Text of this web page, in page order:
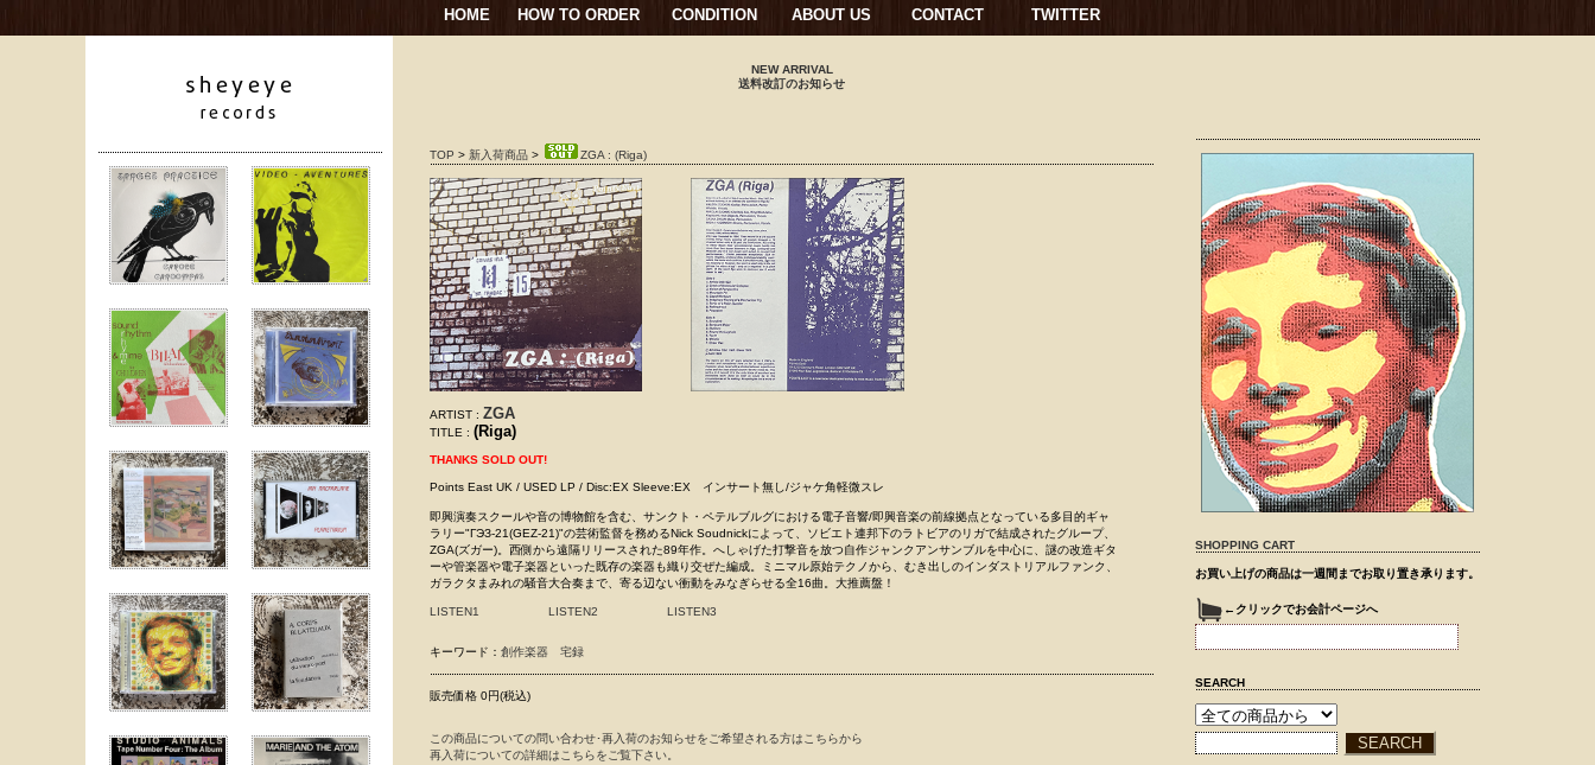
HOME HOW TO ORDER CONDITION ABOUT US CONTACT TWITTER
NEW ARRIVAL
送料改訂のお知らせ
TOP > 新入荷商品 > ZGA : (Riga)
ARTIST : ZGA
TITLE : (Riga)
THANKS SOLD OUT!
Points East UK / USED LP / Disc:EX Sleeve:EX インサート無し/ジャケ角軽微スレ
即興演奏スクールや音の博物館を含む、サンクト・ペテルブルグにおける電子音響/即興音楽の前線拠点となっている多目的ギャ
ラリー"ГЭЗ-21(GEZ-21)"の芸術監督を務めるNick Soudnickによって、ソビエト連邦下のラトビアのリガで結成されたグループ、
ZGA(ズガー)。西側から遠隔リリースされた89年作。へしゃげた打撃音を放つ自作ジャンクアンサンブルを中心に、謎の改造ギタ
ーや管楽器や電子楽器といった既存の楽器も織り交ぜた編成。ミニマル原始テクノから、むき出しのインダストリアルファンク、
ガラクタまみれの騒音大合奏まで、寄る辺ない衝動をみなぎらせる全16曲。大推薦盤！
LISTEN1 LISTEN2 LISTEN3
キーワード： 創作楽器 宅録
販売価格 0円(税込)
この商品についての問い合わせ･再入荷のお知らせをご希望される方はこちらから
再入荷についての詳細はこちらをご覧下さい。
SHOPPING CART
お買い上げの商品は一週間までお取り置き承ります。
←クリックでお会計ページへ
SEARCH